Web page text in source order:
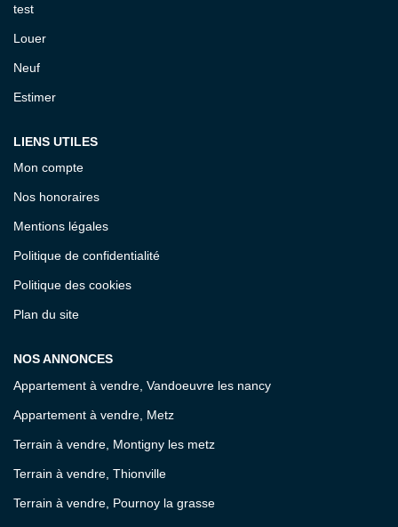
test
Louer
Neuf
Estimer
LIENS UTILES
Mon compte
Nos honoraires
Mentions légales
Politique de confidentialité
Politique des cookies
Plan du site
NOS ANNONCES
Appartement à vendre, Vandoeuvre les nancy
Appartement à vendre, Metz
Terrain à vendre, Montigny les metz
Terrain à vendre, Thionville
Terrain à vendre, Pournoy la grasse